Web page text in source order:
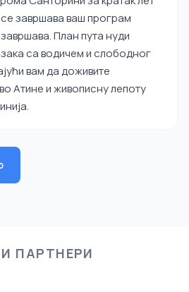
завршава ваш програм
План пута нуди
са водичем и слободног
вам да доживите
Атине и живописну лепоту
ПАРТНЕРИ